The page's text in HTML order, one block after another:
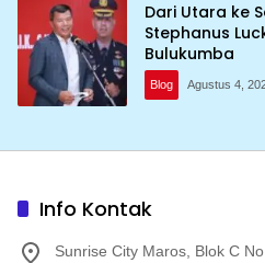
Dari Utara ke
Stephanus
Bulukumba
Blog Agustus 4,
Info Kontak
Sunrise City Maros, Blok C